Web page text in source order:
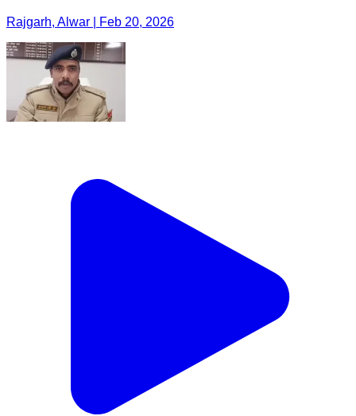
Rajgarh, Alwar | Feb 20, 2026